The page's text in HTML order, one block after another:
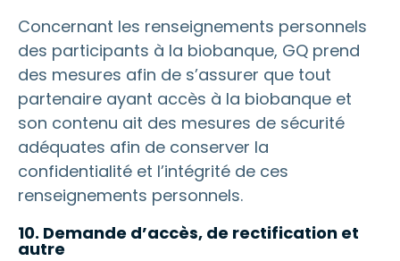
Concernant les renseignements personnels
des participants à la biobanque, GQ prend
des mesures afin de s’assurer que tout
partenaire ayant accès à la biobanque et
son contenu ait des mesures de sécurité
adéquates afin de conserver la
confidentialité et l’intégrité de ces
renseignements personnels.
10. Demande d’accès, de rectification et
autre